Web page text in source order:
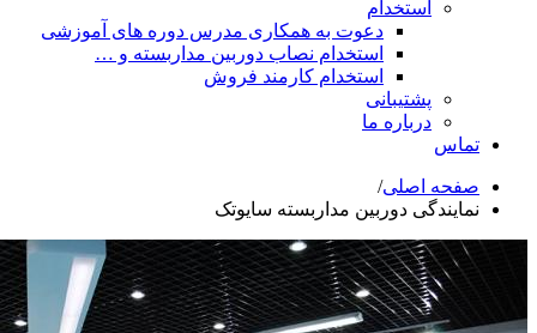
دعوت به همکاری مدرس دوره های آموزشی
استخدام نصاب دوربین مداربسته و …
استخدام کارمند فروش
مداربسته سایوتک